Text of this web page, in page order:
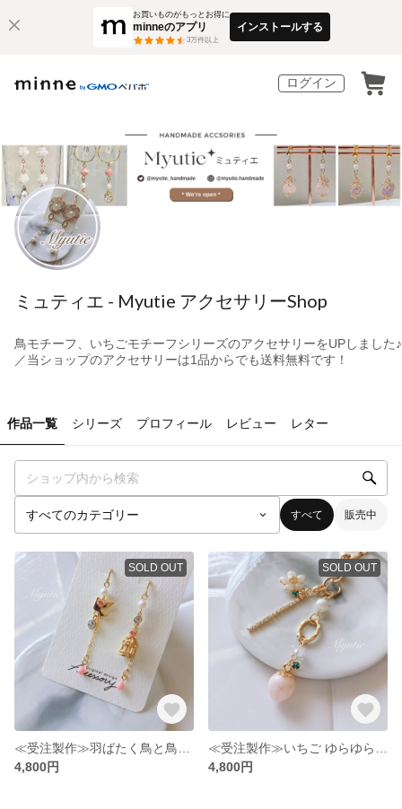
お買いものがもっとお得に
minneのアプリ
3万件以上
インストールする
ログイン
ミュティエ - Myutie アクセサリーShop
鳥モチーフ、いちごモチーフシリーズのアクセサリーをUPしました♪
／当ショップのアクセサリーは1品からでも送料無料です！
作品一覧 シリーズ プロフィール レビュー レター
すべて 販売中
SOLD OUT
4,800円
SOLD OUT
4,800円